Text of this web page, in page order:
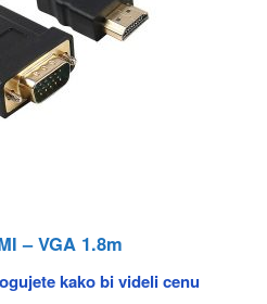
– VGA 1.8m
kako bi videli cenu